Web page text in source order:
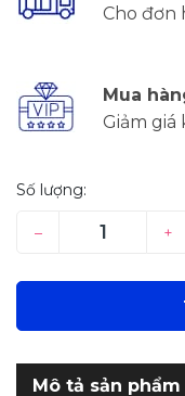
Cho đơn
Mua
Giảm giá
Số lượng:
– +
Mô tả sản phẩm